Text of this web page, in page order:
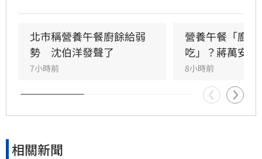
蔣市府就是欺凌弱勢的政府，「蔣萬安還有臉講
食安？」
北市稱營養午餐廚餘給弱
勢　沈伯洋發聲了
7小時前
營養午餐「廚
吃」？蔣萬安回
8小時前
相關新聞